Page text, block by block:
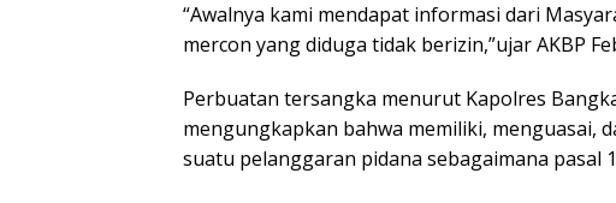
“Awalnya kami mendapat informasi dari
mercon yang diduga tidak berizin,”ujar AKBP
Perbuatan tersangka menurut Kapolres
mengungkapkan bahwa memiliki, menguasai,
suatu pelanggaran pidana sebagaimana pasal